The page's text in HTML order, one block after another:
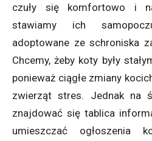
czuły się komfortowo i
stawiamy ich
adoptowane ze schroniska
Chcemy, żeby koty były
ponieważ ciągłe zmiany
zwierząt stres. Jednak na
znajdować się tablica
umieszczać